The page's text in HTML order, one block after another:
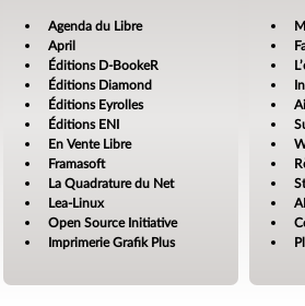
Agenda du Libre
April
Éditions D-BookeR
Éditions Diamond
Éditions Eyrolles
Éditions ENI
En Vente Libre
Framasoft
La Quadrature du Net
Lea-Linux
Open Source Initiative
Imprimerie Grafik Plus